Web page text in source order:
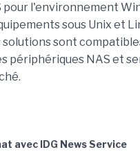
pour l'environnement
sous Unix et
solutions sont
périphériques NAS et
avec IDG News Service